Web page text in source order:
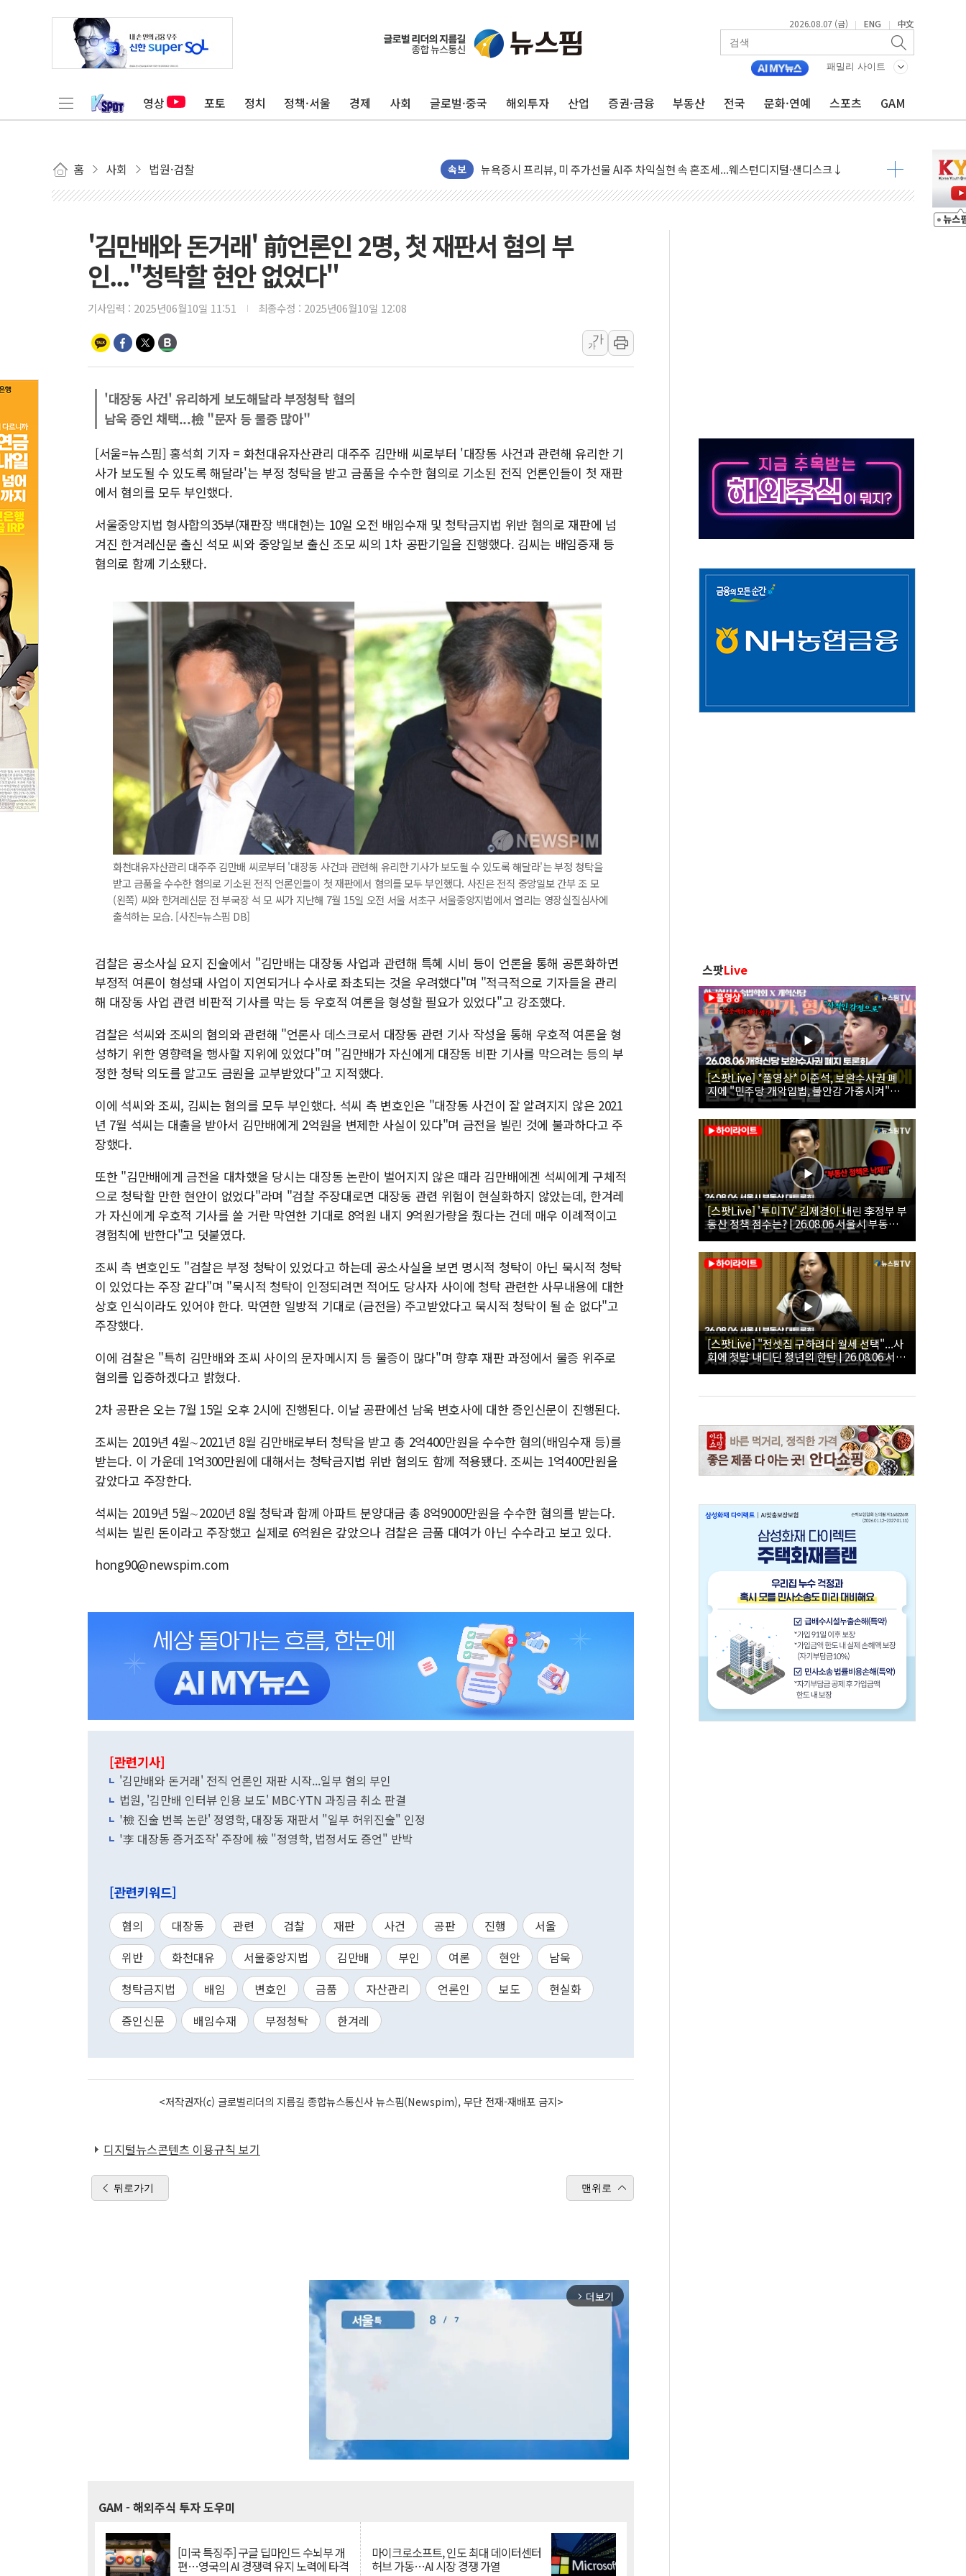
2026.08.07 (금) | ENG | 中文
패밀리 사이트
영상 포토 정치 정책·서울 경제 사회 글로벌·중국 해외투자 산업 증권·금융 부동산 전국 문화·연예 스포츠 GAM
홈 사회 법원·검찰 속보
유럽증시, 견조한 실적 소화하며 대부분 상승… "2분기 기업 순이익 21% 증가" 전망
리투아니아 국방 "러, 우크라 드론으로 나토 회원국 공격 검토… 거짓 깃발 작전"
뉴욕증시 개장 전 특징주...모더나·아이온큐·도어대시↑ VS 샌디스크·피그마·앱러빈↓
김정관 장관 "영업이익 N% 성과급 반대…상법·자본시장법 개정 논의"
청와대, 북한 단거리 탄도미사일 발사에 긴급 안보 점검회의
금값 7주 만에 최고…美 고용 둔화·호르무즈 재개방 기대에 강세
러, 1인칭시점 드론으로 우크라 민간인 '사파리' 공격… 시민들 공포감 극대화 전략
[베트남 증시] 지수 하락 속 'DGC' 임시 주총 기대감에 홀로 상한가…마진 잔액은 사상 최고
해군 1함대 창설 80주년…지역과 함께하는 '선봉'의 대민 봉사
[3보] 북, 원산서 동해로 단거리 탄도미사일 1발 발사… 올해 10번째·42일 만 도발
구미 폐염산처리업체서 불 2시간30여분만에 진화...외국인 노동자 숨져
'김만배와 돈거래' 前언론인 2명, 첫 재판서 혐의 부
인..."청탁할 현안 없었다"
기사입력 : 2025년06월10일 11:51 최종수정 : 2025년06월10일 12:08
가
가
'대장동 사건' 유리하게 보도해달라 부정청탁 혐의
남욱 증인 채택...檢 "문자 등 물증 많아"
[서울=뉴스핌] 홍석희 기자 = 화천대유자산관리 대주주 김만배 씨로부터 '대장동 사건과 관련해 유리한 기
사가 보도될 수 있도록 해달라'는 부정 청탁을 받고 금품을 수수한 혐의로 기소된 전직 언론인들이 첫 재판
에서 혐의를 모두 부인했다.
서울중앙지법 형사합의35부(재판장 백대현)는 10일 오전 배임수재 및 청탁금지법 위반 혐의로 재판에 넘
겨진 한겨레신문 출신 석모 씨와 중앙일보 출신 조모 씨의 1차 공판기일을 진행했다. 김씨는 배임증재 등
혐의로 함께 기소됐다.
화천대유자산관리 대주주 김만배 씨로부터 '대장동 사건과 관련해 유리한 기사가 보도될 수 있도록 해달라'는 부정 청탁을
받고 금품을 수수한 혐의로 기소된 전직 언론인들이 첫 재판에서 혐의를 모두 부인했다. 사진은 전직 중앙일보 간부 조 모
(왼쪽) 씨와 한겨레신문 전 부국장 석 모 씨가 지난해 7월 15일 오전 서울 서초구 서울중앙지법에서 열리는 영장실질심사에
출석하는 모습. [사진=뉴스핌 DB]
검찰은 공소사실 요지 진술에서 "김만배는 대장동 사업과 관련해 특혜 시비 등이 언론을 통해 공론화하면
부정적 여론이 형성돼 사업이 지연되거나 수사로 좌초되는 것을 우려했다"며 "적극적으로 기자들을 관리
해 대장동 사업 관련 비판적 기사를 막는 등 우호적 여론을 형성할 필요가 있었다"고 강조했다.
검찰은 석씨와 조씨의 혐의와 관련해 "언론사 데스크로서 대장동 관련 기사 작성을 통해 우호적 여론을 형
성하기 위한 영향력을 행사할 지위에 있었다"며 "김만배가 자신에게 대장동 비판 기사를 막으려는 등의 부
정한 청탁 의도를 알고도 금원을 교부받았다"고 지적했다.
이에 석씨와 조씨, 김씨는 혐의를 모두 부인했다. 석씨 측 변호인은 "대장동 사건이 잘 알려지지 않은 2021
년 7월 석씨는 대출을 받아서 김만배에게 2억원을 변제한 사실이 있다"며 금전을 빌린 것에 불과하다고 주
장했다.
또한 "김만배에게 금전을 대차했을 당시는 대장동 논란이 벌어지지 않은 때라 김만배에겐 석씨에게 구체적
으로 청탁할 만한 현안이 없었다"라며 "검찰 주장대로면 대장동 관련 위험이 현실화하지 않았는데, 한겨레
가 자신에게 우호적 기사를 쓸 거란 막연한 기대로 8억원 내지 9억원가량을 줬다는 건데 매우 이례적이고
경험칙에 반한다"고 덧붙였다.
조씨 측 변호인도 "검찰은 부정 청탁이 있었다고 하는데 공소사실을 보면 명시적 청탁이 아닌 묵시적 청탁
이 있었다는 주장 같다"며 "묵시적 청탁이 인정되려면 적어도 당사자 사이에 청탁 관련한 사무내용에 대한
상호 인식이라도 있어야 한다. 막연한 일방적 기대로 (금전을) 주고받았다고 묵시적 청탁이 될 순 없다"고
주장했다.
이에 검찰은 "특히 김만배와 조씨 사이의 문자메시지 등 물증이 많다"며 향후 재판 과정에서 물증 위주로
혐의를 입증하겠다고 밝혔다.
2차 공판은 오는 7월 15일 오후 2시에 진행된다. 이날 공판에선 남욱 변호사에 대한 증인신문이 진행된다.
조씨는 2019년 4월∼2021년 8월 김만배로부터 청탁을 받고 총 2억400만원을 수수한 혐의(배임수재 등)를
받는다. 이 가운데 1억300만원에 대해서는 청탁금지법 위반 혐의도 함께 적용됐다. 조씨는 1억400만원을
갚았다고 주장한다.
석씨는 2019년 5월∼2020년 8월 청탁과 함께 아파트 분양대금 총 8억9000만원을 수수한 혐의를 받는다.
석씨는 빌린 돈이라고 주장했고 실제로 6억원은 갚았으나 검찰은 금품 대여가 아닌 수수라고 보고 있다.
hong90@newspim.com
[관련기사]
'김만배와 돈거래' 전직 언론인 재판 시작...일부 혐의 부인
법원, '김만배 인터뷰 인용 보도' MBC·YTN 과징금 취소 판결
'檢 진술 번복 논란' 정영학, 대장동 재판서 "일부 허위진술" 인정
'李 대장동 증거조작' 주장에 檢 "정영학, 법정서도 증언" 반박
[관련키워드]
혐의 대장동 관련 검찰 재판 사건 공판 진행
서울
위반
화천대유 서울중앙지법 김만배 부인 여론 현안
남욱
청탁금지법
배임 변호인 금품 자산관리 언론인 보도
현실화
증인신문
배임수재 부정청탁 한겨레
<저작권자(c) 글로벌리더의 지름길 종합뉴스통신사 뉴스핌(Newspim), 무단 전재-재배포 금지>
디지털뉴스콘텐츠 이용규칙 보기
뒤로가기 맨위로
arrow_forward_ios 더보기
GAM - 해외주식 투자 도우미
[미국 특징주] 구글 딥마인드 수뇌부 개
편…영국의 AI 경쟁력 유지 노력에 타격
마이크로소프트, 인도 최대 데이터센터
허브 가동…AI 시장 경쟁 가열
스팟Live
[스팟Live] *풀영상* 이준석, 보완수사권 폐
지에 "민주당 개악입법, 불안감 가중시켜"｜
26.08.06 개혁신당 보완수사권 폐지 토론회
[스팟Live] '투미TV' 김제경이 내린 李정부 부
동산 정책 점수는? | 26.08.06 서울시 부동산
대토론회
[스팟Live] "전셋집 구하려다 월세 선택"...사
회에 첫발 내디딘 청년의 한탄 | 26.08.06 서울
시 부동산 대토론회